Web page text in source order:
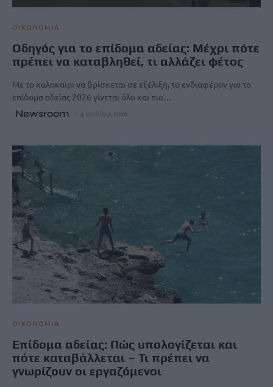
ΟΙΚΟΝΟΜΙΑ
Οδηγός για το επίδομα αδείας: Μέχρι πότε
πρέπει να καταβληθεί, τι αλλάζει φέτος
Με το καλοκαίρι να βρίσκεται σε εξέλιξη, το ενδιαφέρον για το
επίδομα αδείας 2026 γίνεται όλο και πιο…
Newsroom 4 Ιουλίου, 2026
ΟΙΚΟΝΟΜΙΑ
Επίδομα αδείας: Πώς υπολογίζεται και
πότε καταβάλλεται – Τι πρέπει να
γνωρίζουν οι εργαζόμενοι